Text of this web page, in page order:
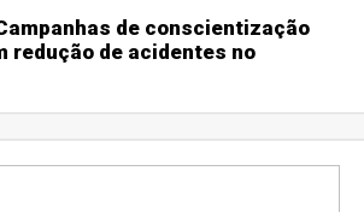
de conscientização
redução de acidentes no